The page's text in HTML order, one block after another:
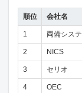
順位 会社名
1 両備シス
2 NICS
3 セリオ
4 OEC